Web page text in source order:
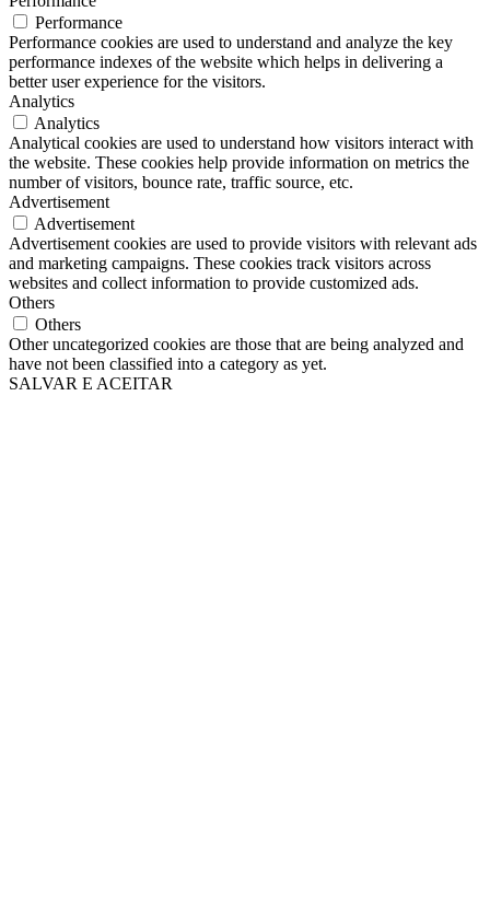
Performance
Performance cookies are used to understand and analyze the key
performance indexes of the website which helps in delivering a
better user experience for the visitors.
Analytics
Analytics
Analytical cookies are used to understand how visitors interact with
the website. These cookies help provide information on metrics the
number of visitors, bounce rate, traffic source, etc.
Advertisement
Advertisement
Advertisement cookies are used to provide visitors with relevant ads
and marketing campaigns. These cookies track visitors across
websites and collect information to provide customized ads.
Others
Others
Other uncategorized cookies are those that are being analyzed and
have not been classified into a category as yet.
SALVAR E ACEITAR